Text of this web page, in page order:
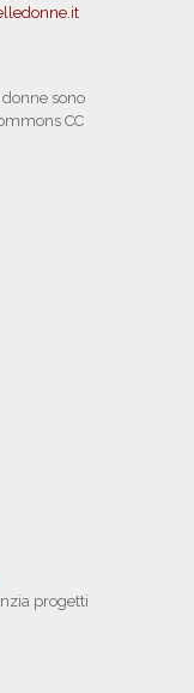
sono
CC
progetti